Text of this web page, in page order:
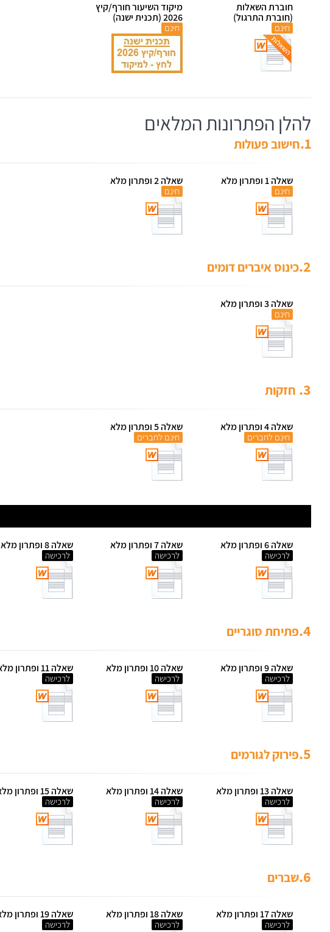
חוברת השאלות
(חוברת התרגול)
חינם
מיקוד השיעור חורף/קיץ
2026 (תכנית ישנה)
חינם
להלן הפתרונות המלאים
1. חישוב פעולות
שאלה 1 ופתרון מלא
חינם
שאלה 2 ופתרון מלא
חינם
2. כינוס איברים דומים
שאלה 3 ופתרון מלא
חינם
3. חזקות
שאלה 4 ופתרון מלא
חינם לחברים
שאלה 5 ופתרון מלא
חינם לחברים
שאלה 6 ופתרון מלא
לרכישה
שאלה 7 ופתרון מלא
לרכישה
שאלה 8 ופתרון מלא
לרכישה
4. פתיחת סוגריים
שאלה 9 ופתרון מלא
לרכישה
שאלה 10 ופתרון מלא
לרכישה
שאלה 11 ופתרון מלא
לרכישה
5. פירוק לגורמים
שאלה 13 ופתרון מלא
לרכישה
שאלה 14 ופתרון מלא
לרכישה
שאלה 15 ופתרון מלא
לרכישה
6. שברים
שאלה 17 ופתרון מלא
לרכישה
שאלה 18 ופתרון מלא
לרכישה
שאלה 19 ופתרון מלא
לרכישה